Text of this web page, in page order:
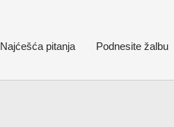
Najćešća pitanja Podnesite žalbu